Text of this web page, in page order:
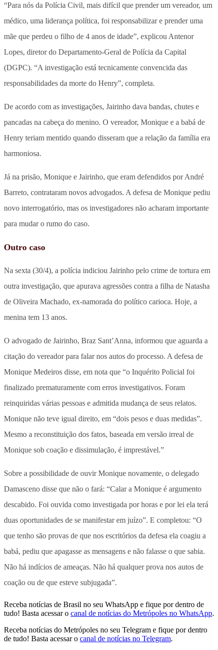
“Para nós da Polícia Civil, mais difícil que prender um vereador, um
médico, uma liderança política, foi responsabilizar e prender uma
mãe que perdeu o filho de 4 anos de idade”, explicou Antenor
Lopes, diretor do Departamento-Geral de Polícia da Capital
(DGPC). “A investigação está tecnicamente convencida das
responsabilidades da morte do Henry”, completa.
De acordo com as investigações, Jairinho dava bandas, chutes e
pancadas na cabeça do menino. O vereador, Monique e a babá de
Henry teriam mentido quando disseram que a relação da família era
harmoniosa.
Já na prisão, Monique e Jairinho, que eram defendidos por André
Barreto, contrataram novos advogados. A defesa de Monique pediu
novo interrogatório, mas os investigadores não acharam importante
para mudar o rumo do caso.
Outro caso
Na sexta (30/4), a polícia indiciou Jairinho pelo crime de tortura em
outra investigação, que apurava agressões contra a filha de Natasha
de Oliveira Machado, ex-namorada do político carioca. Hoje, a
menina tem 13 anos.
O advogado de Jairinho, Braz Sant’Anna, informou que aguarda a
citação do vereador para falar nos autos do processo. A defesa de
Monique Medeiros disse, em nota que “o Inquérito Policial foi
finalizado prematuramente com erros investigativos. Foram
reinquiridas várias pessoas e admitida mudança de seus relatos.
Monique não teve igual direito, em “dois pesos e duas medidas”.
Mesmo a reconstituição dos fatos, baseada em versão irreal de
Monique sob coação e dissimulação, é imprestável.”
Sobre a possibilidade de ouvir Monique novamente, o delegado
Damasceno disse que não o fará: “Calar a Monique é argumento
descabido. Foi ouvida como investigada por horas e por lei ela terá
duas oportunidades de se manifestar em juízo”. E completou: “O
que tenho são provas de que nos escritórios da defesa ela coagiu a
babá, pediu que apagasse as mensagens e não falasse o que sabia.
Não há indícios de ameaças. Não há qualquer prova nos autos de
coação ou de que esteve subjugada”.
Receba notícias de Brasil no seu WhatsApp e fique por dentro de
tudo! Basta acessar o canal de notícias do Metrópoles no WhatsApp.
Receba notícias do Metrópoles no seu Telegram e fique por dentro
de tudo! Basta acessar o canal de notícias no Telegram.